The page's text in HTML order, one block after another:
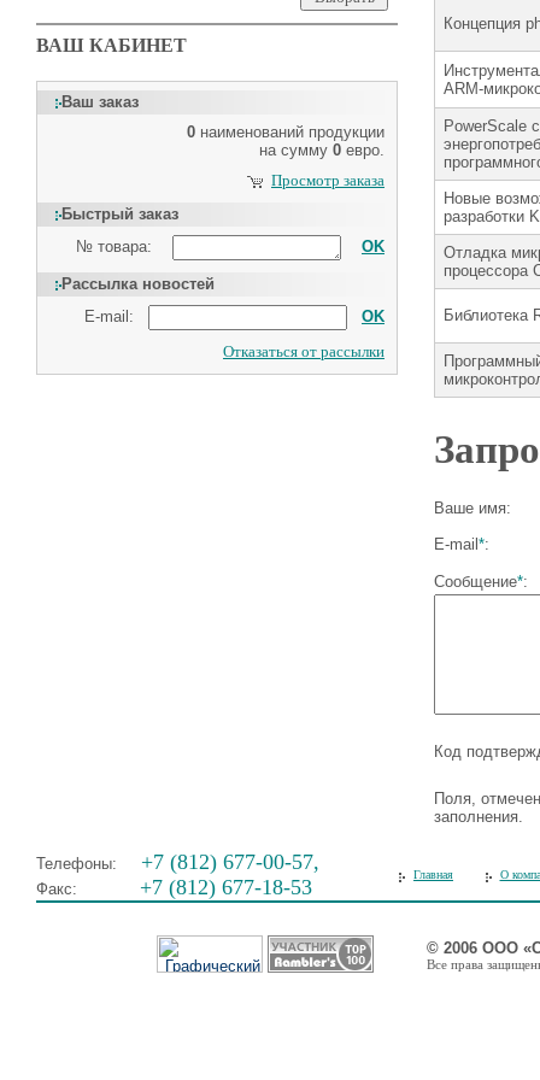
ВАШ КАБИНЕТ
Ваш заказ
0 наименований продукции
на сумму 0 евро.
Просмотр заказа
Быстрый заказ
№ товара:
OK
Рассылка новостей
E-mail:
OK
Отказаться от рассылки
Концепция
ARM-
PowerScale
Новые
разработки
Отладка
процессора
Библиотека
Ваше имя:
E-mail *:
Сообщение*:
Код
Поля,
заполнения.
Телефоны: +7 (812) 677-00-57,
Факс: +7 (812) 677-18-53
Главная О
© 2006 ООО
Все права